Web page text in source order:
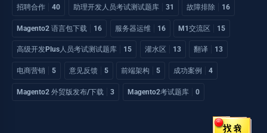
招聘合作 40 助理开发人员考试测试题库 31 故障排除 16
Magento2 语言包下载 16 服务器运维 16 M1交流区 15
高级开发Plus人员考试测试题库 15 灌水区 13 翻译 13
电商营销 5 意见反馈 5 前端架构 5 成功案例 4
Magento2 外贸版发布/下载 3 Magento2考试题库 0